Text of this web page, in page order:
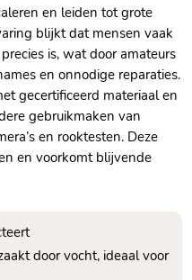
en leiden tot grote
blijkt dat mensen vaak
is, wat door amateurs
en onnodige reparaties.
gecertificeerd materiaal en
gebruikmaken van
en rooktesten. Deze
en voorkomt blijvende
door vocht, ideaal voor